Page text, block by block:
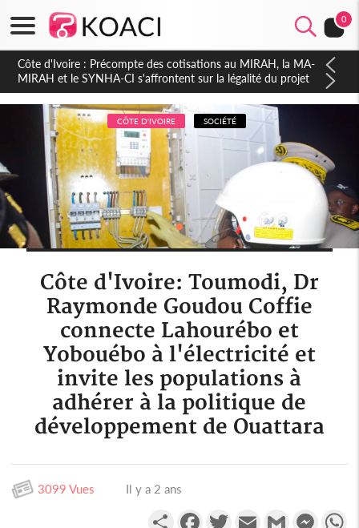
0
Côte d'Ivoire : Indépendance 2026, Thiam plaide pour un
environnement démocratique plus apaisé
CÔTE D'IVOIRE SOCIÉTÉ
Côte d'Ivoire: Toumodi, Dr
Raymonde Goudou Coffie
connecte Lahourébo et
Yobouébo à l'électricité et
invite les populations à
adhérer à la politique de
développement de Ouattara
3099 Vues Il y a 2 ans
PartagerFacebookTwitterEmail Gmail